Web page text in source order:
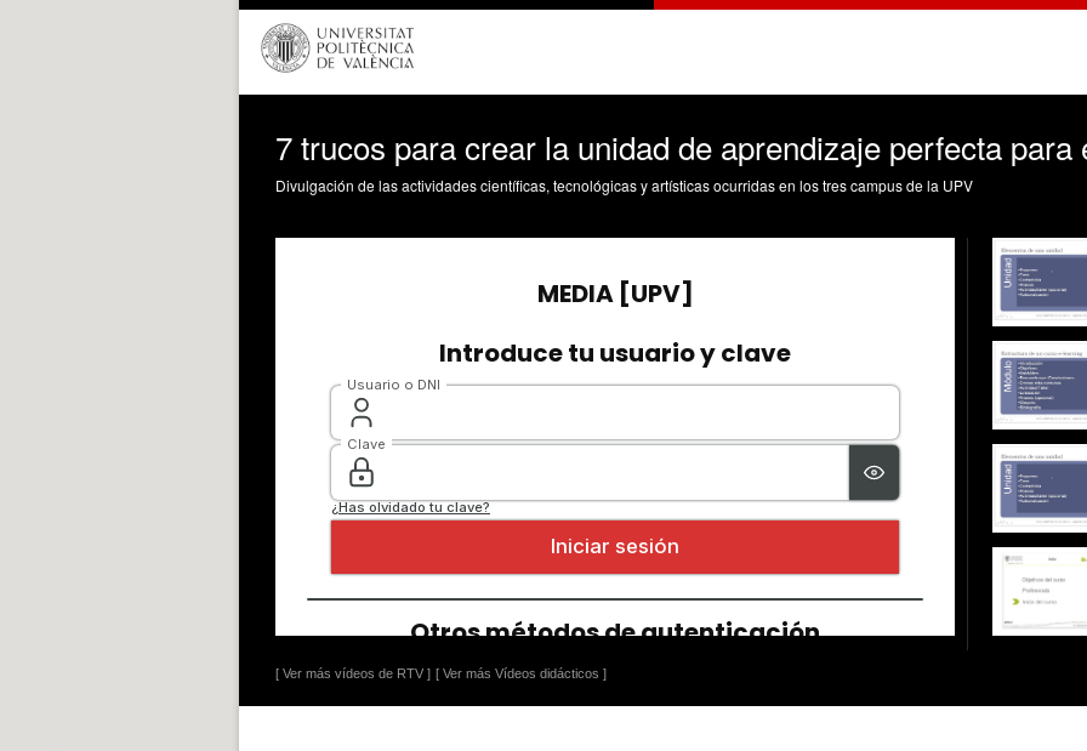
7 trucos para crear la unidad de aprendizaje perfecta para
Divulgación de las actividades científicas, tecnológicas y artísticas ocurridas en los tres campus de la UPV
[ Ver más vídeos de RTV ] [ Ver más Vídeos didácticos ]